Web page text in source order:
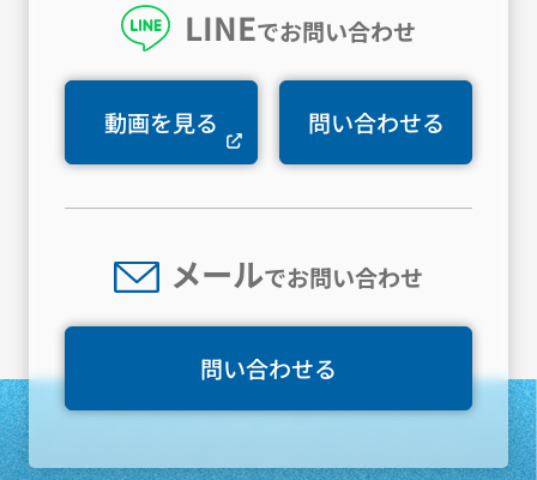
LINEでお問い合わせ
動画を見る 問い合わせる
メールでお問い合わせ
問い合わせる